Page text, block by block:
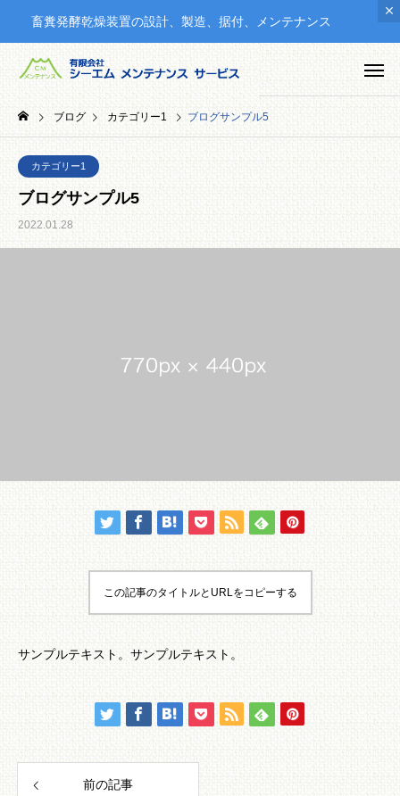
畜糞発酵乾燥装置の設計、製造、据付、メンテナンス
ブログ カテゴリー1 ブログサンプル5
カテゴリー1
ブログサンプル5
2022.01.28
この記事のタイトルとURLをコピーする
サンプルテキスト。サンプルテキスト。
前の記事